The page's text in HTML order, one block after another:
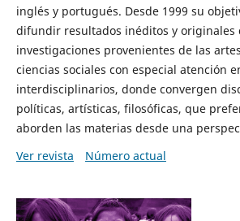
inglés y portugués. Desde 1999 su
difundir resultados inéditos y originales
investigaciones provenientes de las
ciencias sociales con especial atención
interdisciplinarios, donde convergen
políticas, artísticas, filosóficas, que
aborden las materias desde una
Ver revista
Número actual